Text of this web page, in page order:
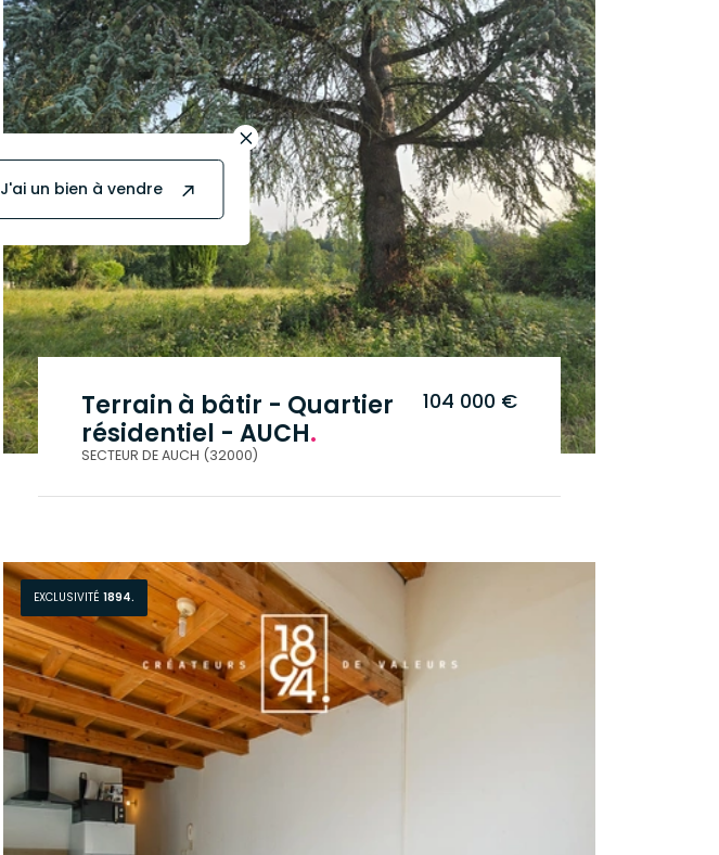
Terrain à bâtir - Quartier
résidentiel - AUCH.
SECTEUR DE AUCH (32000)
104 000 €
EXCLUSIVITÉ 1894.
J'ai un bien à vendre